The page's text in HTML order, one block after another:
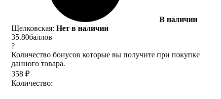
В наличии
Щелковская: Нет в наличии
35.80баллов
?
Количество бонусов которые вы получите при покупке
данного товара.
358 ₽
Количество: